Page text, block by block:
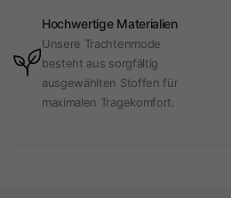
Hochwertige Materialien
Unsere Trachtenmode
besteht aus sorgfältig
ausgewählten Stoffen für
maximalen Tragekomfort.